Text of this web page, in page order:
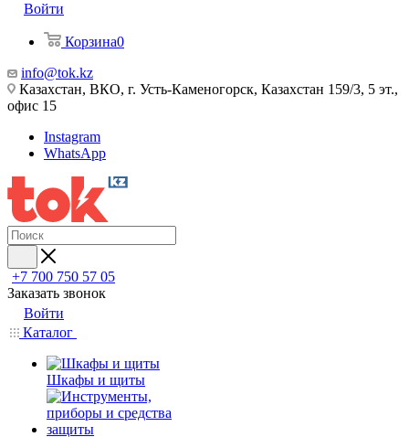
Войти
Корзина0
info@tok.kz
Казахстан, ВКО, г. Усть-Каменогорск, Казахстан 159/3, 5 эт.,
офис 15
Instagram
WhatsApp
+7 700 750 57 05
Заказать звонок
Войти
Каталог
Шкафы и щиты